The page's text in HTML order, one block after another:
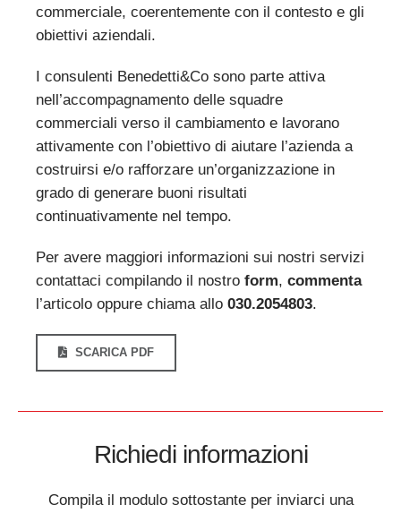
commerciale, coerentemente con il contesto e gli
obiettivi aziendali.
I consulenti Benedetti&Co sono parte attiva
nell’accompagnamento delle squadre
commerciali verso il cambiamento e lavorano
attivamente con l’obiettivo di aiutare l’azienda a
costruirsi e/o rafforzare un’organizzazione in
grado di generare buoni risultati
continuativamente nel tempo.
Per avere maggiori informazioni sui nostri servizi
contattaci compilando il nostro form, commenta
l’articolo oppure chiama allo 030.2054803.
SCARICA PDF
Richiedi informazioni
Compila il modulo sottostante per inviarci una